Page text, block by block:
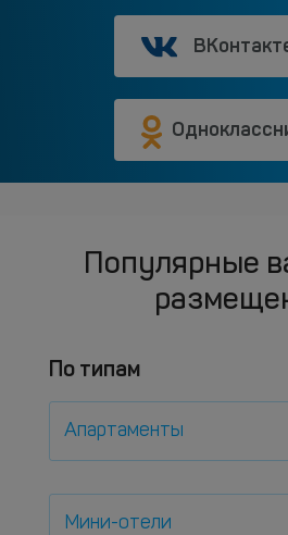
Популярные
По типам
Апартаменты
Мини-отели